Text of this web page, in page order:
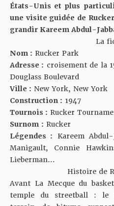
États-Unis et plus
une visite guidée de
grandir Kareem Abdul-
La
Nom : Rucker Park
Adresse : croisement de la
Douglass Boulevard
Ville : New York, New York
Construction : 1947
Tournois : Rucker
Surnom : Rucker
Légendes :
Kareem Abdul-
Manigault, Connie
Lieberman…
Histoire de
Avant La Mecque du
temple du streetball : le